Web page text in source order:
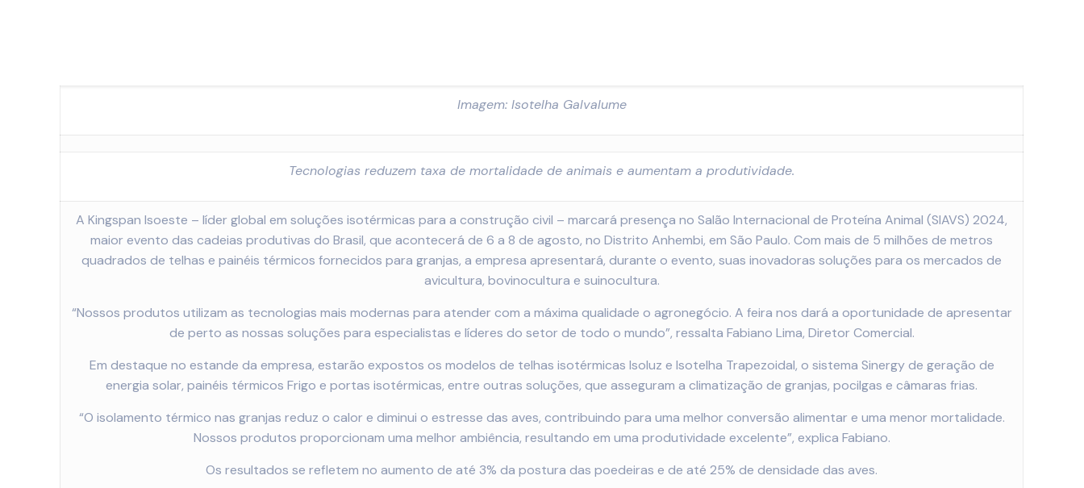
Imagem: Isotelha Galvalume
Tecnologias reduzem taxa de mortalidade de animais e aumentam a produtividade.
A Kingspan Isoeste – líder global em soluções isotérmicas para a construção civil – marcará presença no Salão Internacional de Proteína Animal (SIAVS) 2024,
maior evento das cadeias produtivas do Brasil, que acontecerá de 6 a 8 de agosto, no Distrito Anhembi, em São Paulo. Com mais de 5 milhões de metros
quadrados de telhas e painéis térmicos fornecidos para granjas, a empresa apresentará, durante o evento, suas inovadoras soluções para os mercados de
avicultura, bovinocultura e suinocultura.
“Nossos produtos utilizam as tecnologias mais modernas para atender com a máxima qualidade o agronegócio. A feira nos dará a oportunidade de apresentar
de perto as nossas soluções para especialistas e líderes do setor de todo o mundo”, ressalta Fabiano Lima, Diretor Comercial.
Em destaque no estande da empresa, estarão expostos os modelos de telhas isotérmicas Isoluz e Isotelha Trapezoidal, o sistema Sinergy de geração de
energia solar, painéis térmicos Frigo e portas isotérmicas, entre outras soluções, que asseguram a climatização de granjas, pocilgas e câmaras frias.
“O isolamento térmico nas granjas reduz o calor e diminui o estresse das aves, contribuindo para uma melhor conversão alimentar e uma menor mortalidade.
Nossos produtos proporcionam uma melhor ambiência, resultando em uma produtividade excelente”, explica Fabiano.
Os resultados se refletem no aumento de até 3% da postura das poedeiras e de até 25% de densidade das aves.